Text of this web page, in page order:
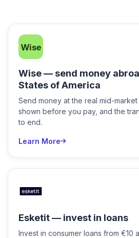
Wise — send money
States of America
Send money at the real mid-
shown before you pay, and the
to end.
Learn More
Esketit — invest in loans
Invest in consumer loans from €10